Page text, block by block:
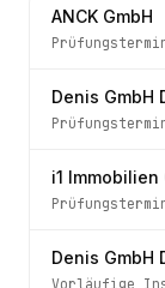
ANCK GmbH
Denis GmbH
i1 Immobilien
Denis GmbH
Vorläufige